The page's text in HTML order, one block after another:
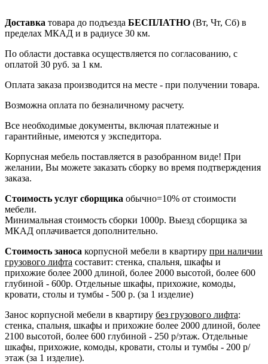
Доставка товара до подъезда БЕСПЛАТНО (Вт, Чт, Сб) в
пределах МКАД и в радиусе 30 км.
По области доставка осуществляется по согласованию, с
оплатой 30 руб. за 1 км.
Оплата заказа производится на месте - при получении товара.
Возможна оплата по безналичному расчету.
Все необходимые документы, включая платежные и
гарантийные, имеются у экспедитора.
Корпусная мебель поставляется в разобранном виде! При
желании, Вы можете заказать сборку во время подтверждения
заказа.
Стоимость услуг сборщика обычно=10% от стоимости
мебели.
Минимальная стоимость сборки 1000р. Выезд сборщика за
МКАД оплачивается дополнительно.
Стоимость заноса корпусной мебели в квартиру при наличии
грузового лифта составит: стенка, спальня, шкафы и
прихожие более 2000 длиной, более 2000 высотой, более 600
глубиной - 600р. Отдельные шкафы, прихожие, комоды,
кровати, столы и тумбы - 500 р. (за 1 изделие)
Занос корпусной мебели в квартиру без грузового лифта:
стенка, спальня, шкафы и прихожие более 2000 длиной, более
2100 высотой, более 600 глубиной - 250 р/этаж. Отдельные
шкафы, прихожие, комоды, кровати, столы и тумбы - 200 р/
этаж (за 1 изделие).